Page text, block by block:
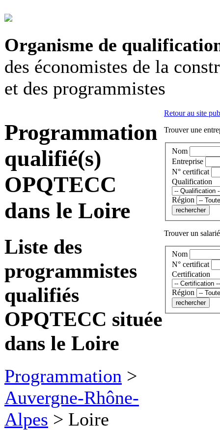
Organisme de
des économistes de la
et des programmistes
Programmation
qualifié(s)
OPQTECC
dans le Loire
Liste des
programmistes
qualifiés
OPQTECC située
dans le Loire
Programmation >
Auvergne-Rhône-
Alpes > Loire
Retour au site
Trouver une
Nom
Entreprise
N° certificat
Qualification
Région
Trouver un
Nom
N° certificat
Certification
Région